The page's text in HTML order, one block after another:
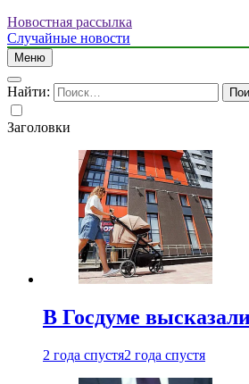
Новостная рассылка
Случайные новости
Меню
Найти:
Заголовки
В Госдуме
2 года спустя2 года спустя